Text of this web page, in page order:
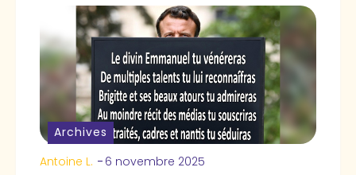
Archives
Antoine L. - 6 novembre 2025